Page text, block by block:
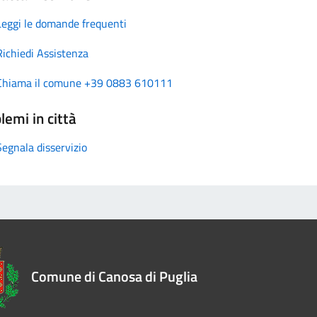
le domande frequenti
Assistenza
il comune +39 0883 610111
in città
disservizio
Comune di Canosa di Puglia